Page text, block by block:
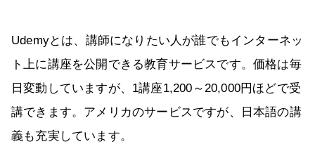
Udemyとは、講師になりたい人が誰でもインターネッ
ト上に講座を公開できる教育サービスです。価格は毎
日変動していますが、1講座1,200～20,000円ほどで受
講できます。アメリカのサービスですが、日本語の講
義も充実しています。